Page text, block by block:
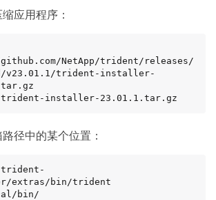
应用程序：
NetApp/trident/releases/
v23.01.1/trident-installer-
installer-23.01.1.tar.gz
径中的某个位置：
trident-
extras/bin/trident
bin/